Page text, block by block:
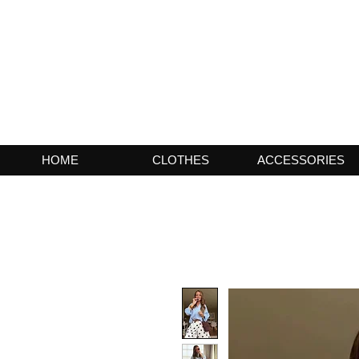
HOME CLOTHES ACCESSORIES